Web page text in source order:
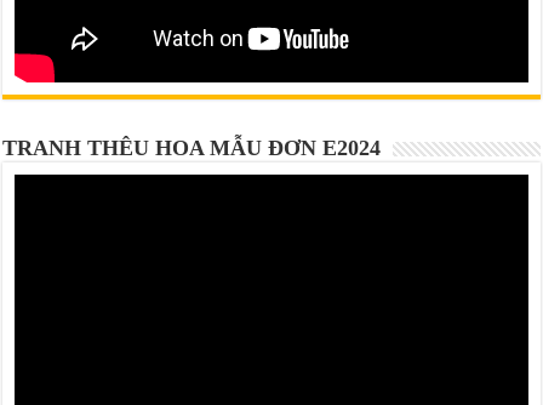
TRANH THÊU HOA MẪU ĐƠN E2024